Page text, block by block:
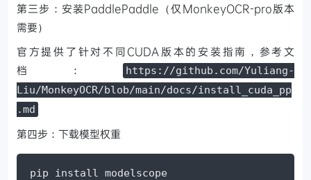
第三步：安装PaddlePaddle（仅MonkeyOCR-pro版本
需要）
官方提供了针对不同CUDA版本的安装指南，参考文
档：
https://github.com/Yuliang-
Liu/MonkeyOCR/blob/main/docs/install_cuda_pp
.md
第四步：下载模型权重
pip install modelscope